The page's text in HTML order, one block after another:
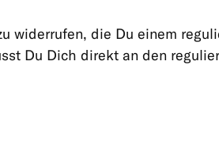
widerrufen, die Du einem
Du Dich direkt an den